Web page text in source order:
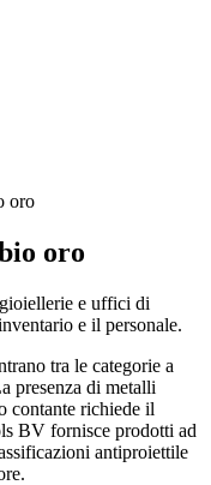
oro
oro
e uffici di
e il personale.
tra le categorie a
presenza di metalli
contante richiede il
BV fornisce prodotti ad
antiproiettile